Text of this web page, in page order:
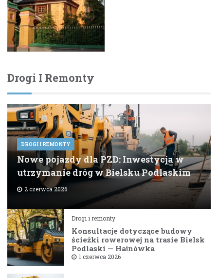
Drogi I Remonty
DROGI I REMONTY
Nowe pojazdy dla PZD: Inwestycja w
utrzymanie dróg w Bielsku Podlaskim
2 czerwca 2026
Drogi i remonty
Konsultacje dotyczące budowy
ścieżki rowerowej na trasie Bielsk
Podlaski — Hajnówka
1 czerwca 2026